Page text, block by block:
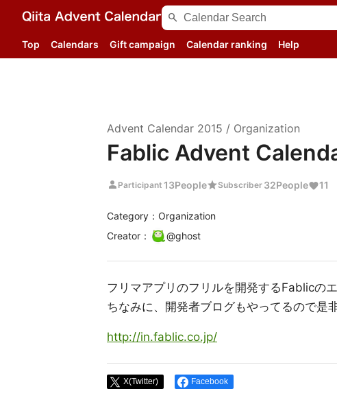
search
Top Calendars Gift campaign Calendar ranking Help
Advent Calendar 2015 / Organization
Fablic Advent
person Participant 13PeoplestarSubscriber 32People 11
Category：Organization
Creator ： @ghost
フリマアプリのフリルを開発するFablicの
ちなみに、開発者ブログもやってるので是
http://in.fablic.co.jp/
X(Twitter) Facebook